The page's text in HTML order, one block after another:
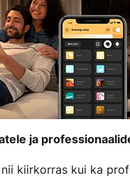
ja
kiirkorras kui ka